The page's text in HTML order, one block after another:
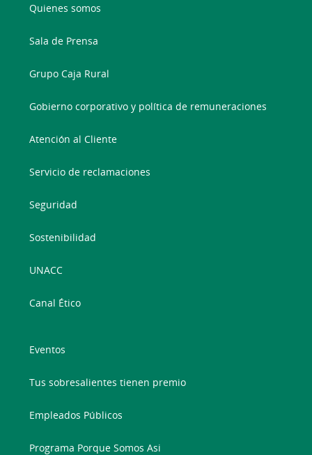
Quienes somos
Sala de Prensa
Grupo Caja Rural
Gobierno corporativo y política de remuneraciones
Atención al Cliente
Servicio de reclamaciones
Seguridad
Sostenibilidad
UNACC
Canal Ético
Eventos
Tus sobresalientes tienen premio
Empleados Públicos
Programa Porque Somos Asi